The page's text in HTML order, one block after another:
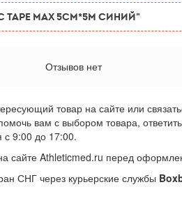
Tape MAX 5см*5м синий"
Отзывов нет
товар на сайте или
вам с выбором товара,
с 9:00 до 17:00.
сайте Athleticmed.ru перед
СНГ через курьерские службы